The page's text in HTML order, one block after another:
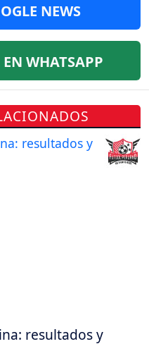
NEWS
WHATSAPP
resultados y